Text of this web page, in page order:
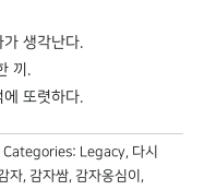
생각난다.
끼.
또렷하다.
Categories: Legacy 다시
자 감자쌈 감자옹심이